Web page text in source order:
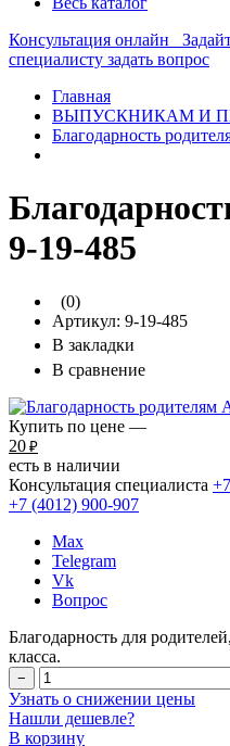
Консультация онлайн
специалисту задать вопрос
Главная
ВЫПУСКНИКАМ И
Благодарность
9-19-485
(0)
Артикул: 9-19-485
В закладки
В сравнение
Купить по цене —
20 ₽
есть в наличии
Консультация специалиста
+7 (4012) 900-907
Max
Telegram
Vk
Вопрос
Благодарность для
класса.
−
Узнать о снижении цены
Нашли дешевле?
В корзину